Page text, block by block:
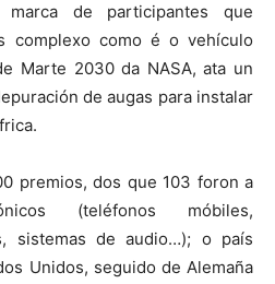
marca de participantes que
complexo como é o vehículo
Marte 2030 da NASA, ata un
de augas para instalar
premios, dos que 103 foron a
(teléfonos móbiles,
sistemas de audio…); o país
Unidos, seguido de Alemaña